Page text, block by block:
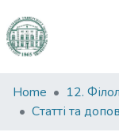
Communities
&
Home
Статті та